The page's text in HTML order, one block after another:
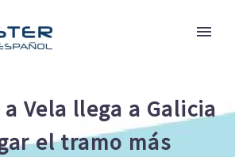
Vela llega a Galicia
el tramo más